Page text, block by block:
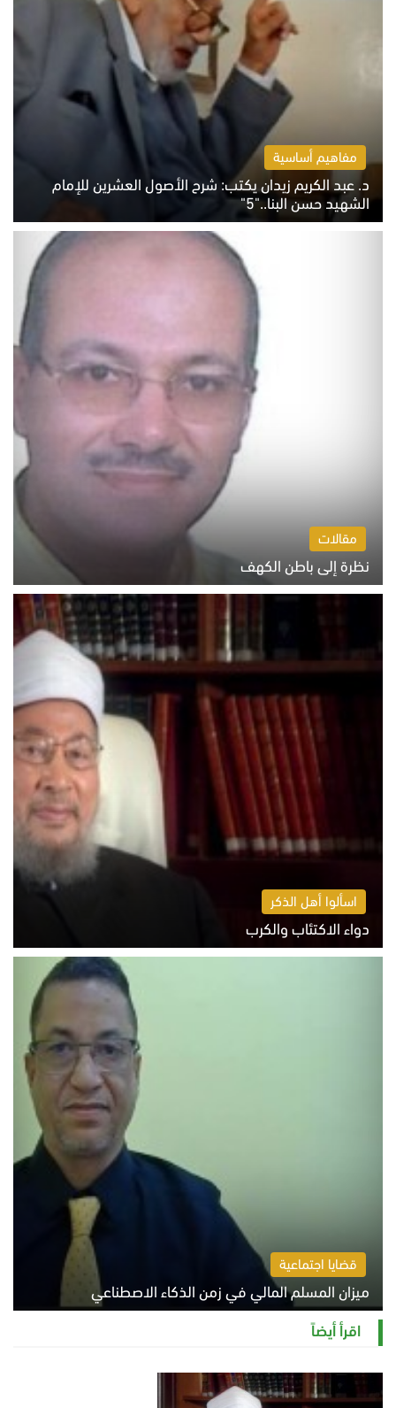
مفاهيم أساسية
د. عبد الكريم زيدان يكتب: شرح الأصول العشرين للإمام
الشهيد حسن البنا.."5"
السبت 8 أغسطس 2026 10:46 ص
مقالات
نظرة إلى باطن الكهف
السبت 8 أغسطس 2026 11:04 ص
اسألوا أهل الذكر
دواء الاكتئاب والكرب
السبت 8 أغسطس 2026 10:54 ص
قضايا اجتماعية
ميزان المسلم المالي في زمن الذكاء الاصطناعي
السبت 8 أغسطس 2026 11:21 ص
اقرأ أيضاً